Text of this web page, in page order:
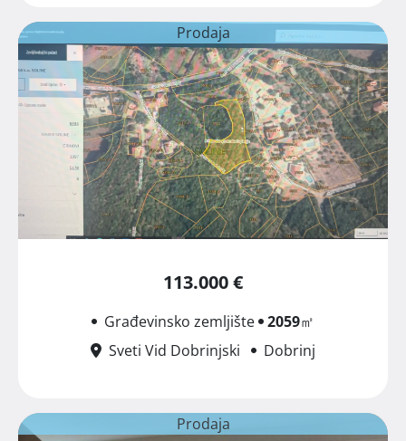
Prodaja
113.000 €
Građevinsko zemljište 2059㎡
Sveti Vid Dobrinjski
Dobrinj
Prodaja